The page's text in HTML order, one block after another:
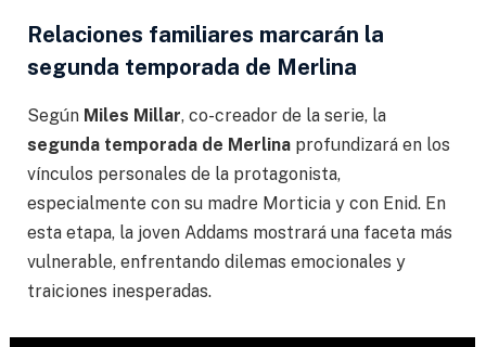
Relaciones familiares marcarán la
segunda temporada de Merlina
Según Miles Millar, co-creador de la serie, la
segunda temporada de Merlina profundizará en los
vínculos personales de la protagonista,
especialmente con su madre Morticia y con Enid. En
esta etapa, la joven Addams mostrará una faceta más
vulnerable, enfrentando dilemas emocionales y
traiciones inesperadas.